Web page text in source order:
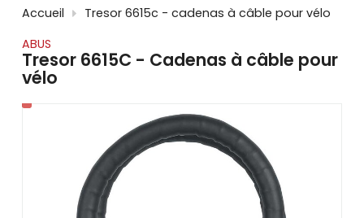
pour
résultat
de
recherche
d'appareils
tactiles
peuvent
servir
Accueil
Tresor 6615c - cadenas à câble pour vélo
ABUS
Tresor 6615C - Cadenas à câble pour
vélo